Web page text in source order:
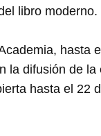
libro moderno.
hasta
la difusión de
hasta el 22